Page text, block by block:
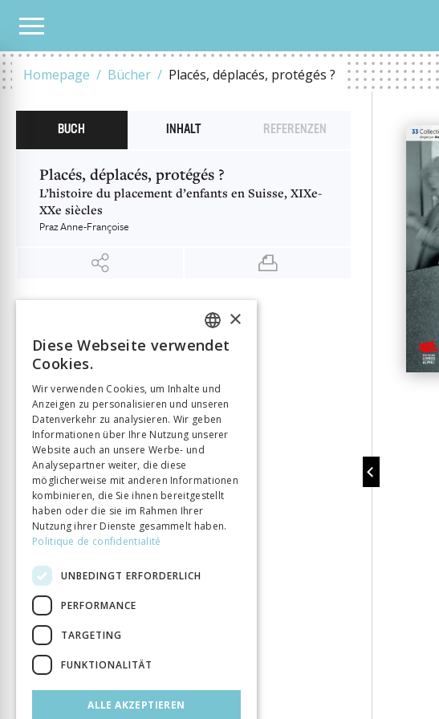
Homepage Bücher Placés, déplacés, protégés ?
UNSER KATALOG
BUCH INHALT REFERENZEN
Placés, déplacés, protégés ?
L’histoire du placement d’enfants en Suisse, XIXe-
XXe siècles
Praz Anne-Françoise
Praz Anne-Françoise
Verlag
Alphil
ISBN
Sprache
Français
Buchreihe
Focus
Seitenzahl
160
Erscheinungsjahr
1 Feb. 2021
Format
12x18,5
Art des Buches
Ouvrage collectif
DOI
10.33055/ALPHIL.00033
FRENCH
ITALIAN
×
Diese Webseite verwendet
Cookies.
Wir verwenden Cookies, um Inhalte und
Anzeigen zu personalisieren und unseren
Datenverkehr zu analysieren. Wir geben
Informationen über Ihre Nutzung unserer
Website auch an unsere Werbe- und
Analysepartner weiter, die diese
möglicherweise mit anderen Informationen
kombinieren, die Sie ihnen bereitgestellt
haben oder die sie im Rahmen Ihrer
Nutzung ihrer Dienste gesammelt haben.
Politique de confidentialité
UNBEDINGT ERFORDERLICH
PERFORMANCE
TARGETING
FUNKTIONALITÄT
ALLE AKZEPTIEREN